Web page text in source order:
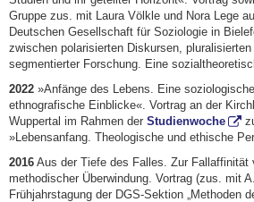
Gruppe zus. mit Laura Völkle und Nora Lege
Deutschen Gesellschaft für Soziologie in
zwischen polarisierten Diskursen,
segmentierter Forschung. Eine
2022 »Anfänge des Lebens. Eine
ethnografische Einblicke«. Vortrag an der
Wuppertal im Rahmen der Studienwoche
»Lebensanfang. Theologische und ethische
2016 Aus der Tiefe des Falles. Zur Fallaffinität
methodischer Überwindung. Vortrag (zus. mit
Frühjahrstagung der DGS-Sektion „Methoden